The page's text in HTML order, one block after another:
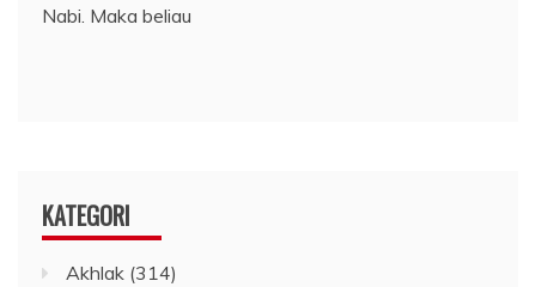
Nabi. Maka beliau
KATEGORI
Akhlak (314)